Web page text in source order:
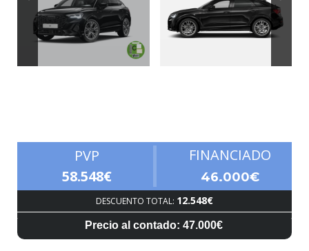
PVP
58.548€
FINANCIADO
46.000€
DESCUENTO TOTAL: 12.548€
Precio al contado: 47.000€